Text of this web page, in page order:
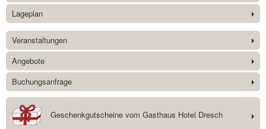
Lageplan
Veranstaltungen
Angebote
Buchungsanfrage
Geschenkgutscheine vom Gasthaus Hotel Dresch